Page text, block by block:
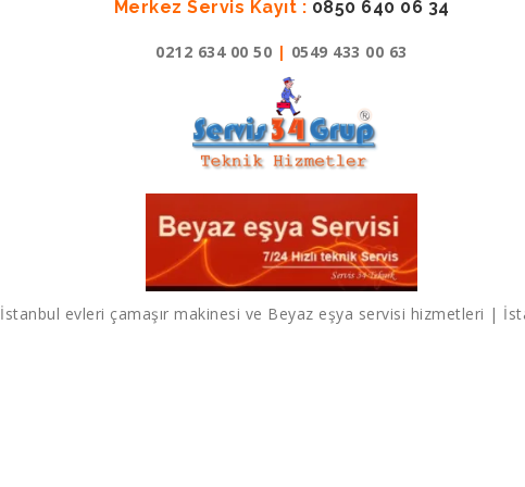
Merkez Servis Kayıt : 0850 640 06 34
0212 634 00 50 | 0549 433 00 63
İstanbul evleri çamaşır makinesi ve Beyaz eşya servisi hizmetleri |